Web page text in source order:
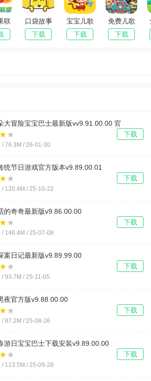
联
主
工
口袋故事
(儿童故事
平台)
下载
宝宝儿歌
2026最新
版本
下载
免费儿歌
故事动画
片2026官
下载
大冒险宝宝巴士最新版vv9.91.00.00 官
/ 76.3M / 26-01-30
下载
统节日游戏官方版本v9.89.00.01
/ 120.4M / 25-10-22
下载
的奇奇最新版v9.86.00.00
/ 146.4M / 25-07-08
下载
案日记最新版v9.89.99.00
/ 93.7M / 25-11-05
下载
夜官方版v9.88.00.00
/ 87.2M / 25-08-26
下载
游日宝宝巴士下载安装v9.89.00.00
/ 113.5M / 25-09-28
下载